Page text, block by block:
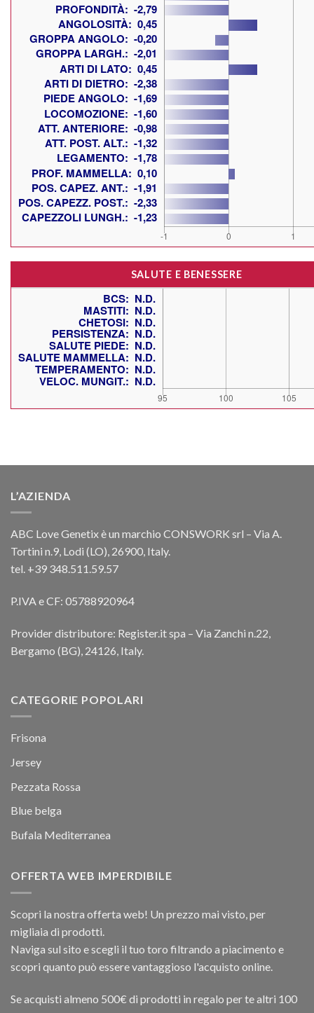
SALUTE E BENESSERE
L’AZIENDA
ABC Love Genetix è un marchio CONSWORK srl – Via A.
Tortini n.9, Lodi (LO), 26900, Italy.
tel. +39 348.511.59.57
P.IVA e CF: 05788920964
Provider distributore: Register.it spa – Via Zanchi n.22,
Bergamo (BG), 24126, Italy.
CATEGORIE POPOLARI
Frisona
Jersey
Pezzata Rossa
Blue belga
Bufala Mediterranea
OFFERTA WEB IMPERDIBILE
Scopri la nostra offerta web! Un prezzo mai visto, per
migliaia di prodotti.
Naviga sul sito e scegli il tuo toro filtrando a piacimento e
scopri quanto può essere vantaggioso l'acquisto online.
Se acquisti almeno 500€ di prodotti in regalo per te altri 100